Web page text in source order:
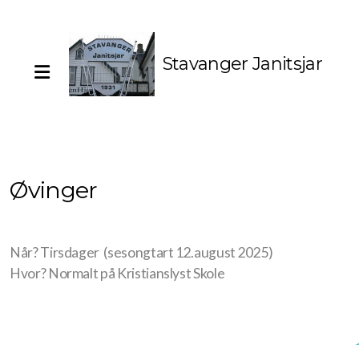
Stavanger Janitsjar
Øvinger
Når? Tirsdager (sesongtart 12.august 2025)
Hvor? Normalt på Kristianslyst Skole
Øvinger